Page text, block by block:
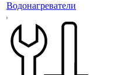
Водонагреватели